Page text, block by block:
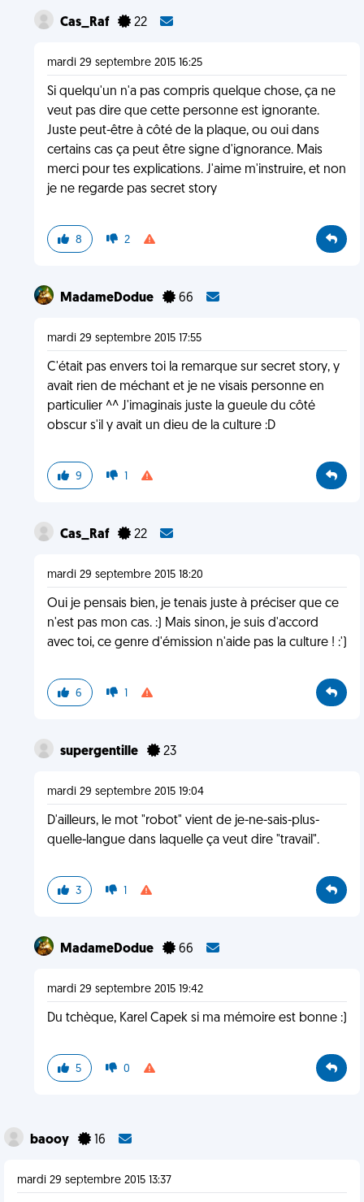
Cas_Raf 22
mardi 29 septembre 2015 16:25
Si quelqu'un n'a pas compris quelque chose, ça ne
veut pas dire que cette personne est ignorante.
Juste peut-être à côté de la plaque, ou oui dans
certains cas ça peut être signe d'ignorance. Mais
merci pour tes explications. J'aime m'instruire, et non
je ne regarde pas secret story
8 2
MadameDodue 66
mardi 29 septembre 2015 17:55
C'était pas envers toi la remarque sur secret story, y
avait rien de méchant et je ne visais personne en
particulier ^^ J'imaginais juste la gueule du côté
obscur s'il y avait un dieu de la culture :D
9 1
Cas_Raf 22
mardi 29 septembre 2015 18:20
Oui je pensais bien, je tenais juste à préciser que ce
n'est pas mon cas. :) Mais sinon, je suis d'accord
avec toi, ce genre d'émission n'aide pas la culture ! :')
6 1
supergentille 23
mardi 29 septembre 2015 19:04
D'ailleurs, le mot "robot" vient de je-ne-sais-plus-
quelle-langue dans laquelle ça veut dire "travail".
3 1
MadameDodue 66
mardi 29 septembre 2015 19:42
Du tchèque, Karel Capek si ma mémoire est bonne :)
5 0
baooy 16
mardi 29 septembre 2015 13:37